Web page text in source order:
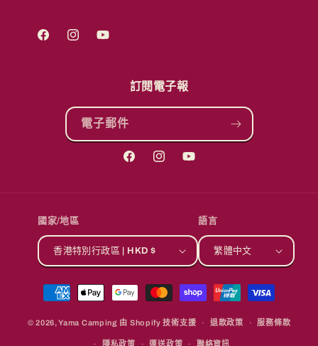
FacebookInstagramYouTube
訂閱電子報
電子郵件
FacebookInstagramYouTube
國家/地區
香港特別行政區 | HKD $
語言
繁體中文
付
款
方
© 2026,Yama Camping 由 Shopify 技術支援 退款政策 服務條款
隱私政策 運送政策 聯絡資訊